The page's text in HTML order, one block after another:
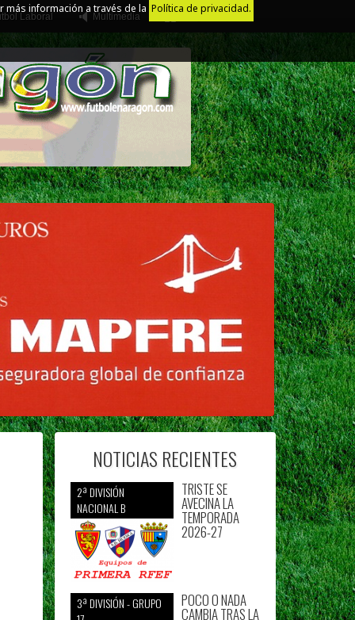
información a través de la Política de privacidad.
Laboral Multimedia Juego Limpio
NOTICIAS RECIENTES
2ª DIVISIÓN
NACIONAL B
TRISTE SE
AVECINA LA
TEMPORADA
2026-27
3ª DIVISIÓN - GRUPO
POCO O NADA
CAMBIA TRAS LA